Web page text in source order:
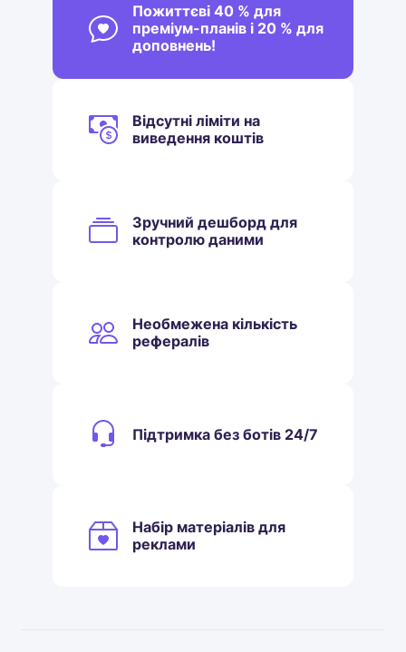
Пожиттєві 40 % для
преміум-планів і 20 % для
доповнень!
Відсутні ліміти на
виведення коштів
Зручний дешборд для
контролю даними
Необмежена кількість
рефералів
Підтримка без ботів 24/7
Набір матеріалів для
реклами